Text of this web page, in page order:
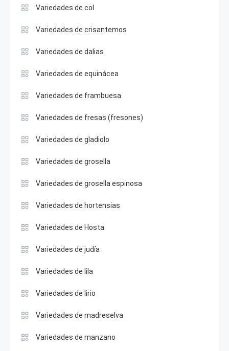
Variedades de col
Variedades de crisantemos
Variedades de dalias
Variedades de equinácea
Variedades de frambuesa
Variedades de fresas (fresones)
Variedades de gladiolo
Variedades de grosella
Variedades de grosella espinosa
Variedades de hortensias
Variedades de Hosta
Variedades de judía
Variedades de lila
Variedades de lirio
Variedades de madreselva
Variedades de manzano